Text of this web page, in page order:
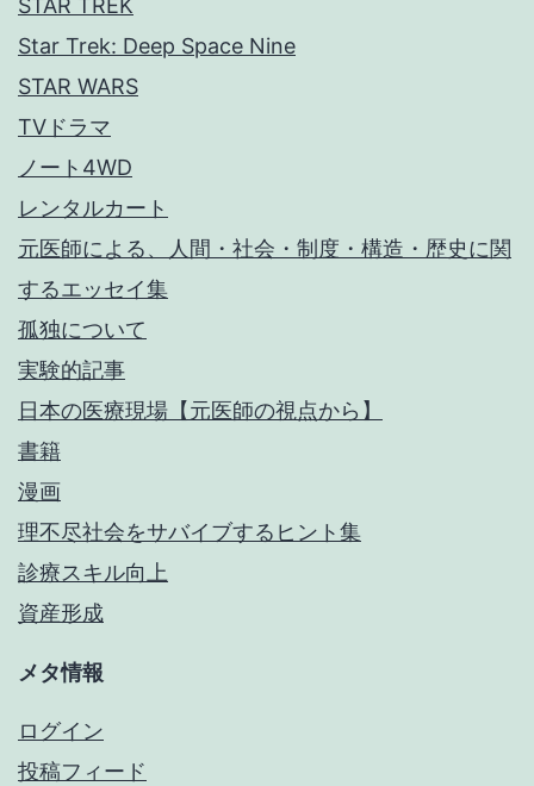
STAR TREK
Star Trek: Deep Space Nine
STAR WARS
TVドラマ
ノート4WD
レンタルカート
元医師による、人間・社会・制度・構造・歴史に関
するエッセイ集
孤独について
実験的記事
日本の医療現場【元医師の視点から】
書籍
漫画
理不尽社会をサバイブするヒント集
診療スキル向上
資産形成
メタ情報
ログイン
投稿フィード